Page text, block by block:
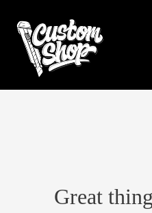
prie
turinio
Great